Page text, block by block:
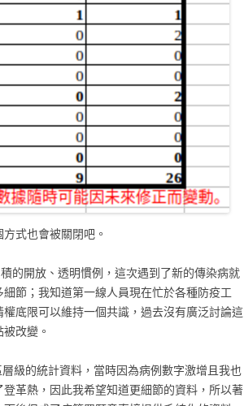
式也會被關閉吧。
的開放、透明慣例，這次遇到了新的傳染病就
節；我知道第一線人員現在忙於各種防疫工
底限可以維持一個共識，過去沒有廣泛討論這
改變。
級的統計資料，當時因為病例數字激增且我也
革熱，因此我希望知道更細節的資料，所以著